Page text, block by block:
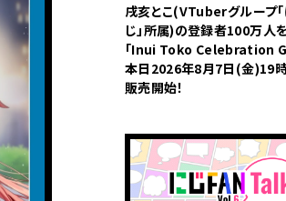
戌亥とこ(VTuberグループ
じ」所属)の登録者100万人
「Inui Toko Celebration
本日2026年8月7日(金)19
販売開始！